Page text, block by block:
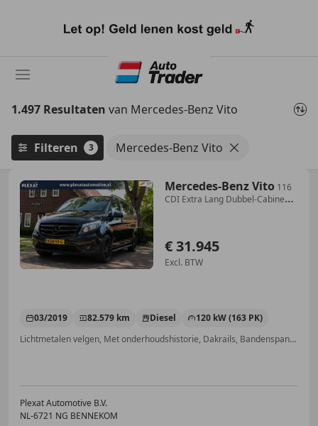
naar
1.497 Resultaten van Mercedes-Benz Vito
Filteren 3 Mercedes-Benz Vito
Mercedes-Benz Vito 116
CDI Extra Lang Dubbel-Cabine
€ 31.945
Excl. BTW
03/2019 82.579 km Diesel
120 kW (163 PK)
Lichtmetalen velgen, Met onderhoudshistorie, Dakrails, Bandenspanningscontrole, Multifunctioneel stuurwiel, Trekhaak, Navigatiesysteem, Elektrisch verstelbare buitenspiegels
Plexat Automotive B.V.
NL-6721 NG BENNEKOM